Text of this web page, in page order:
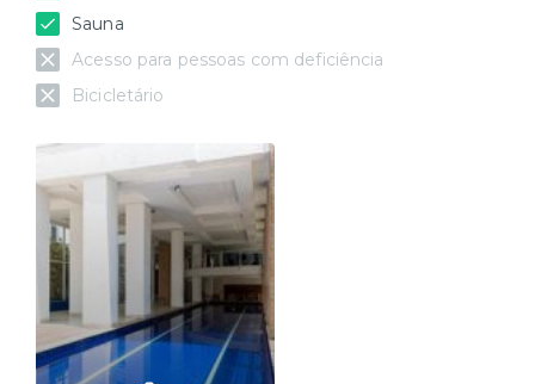
Sauna
Acesso para pessoas com deficiência
Bicicletário